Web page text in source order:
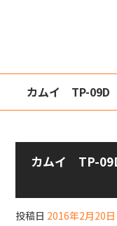
カムイ TP-
カムイ TP-
投稿日 2016年2月20日